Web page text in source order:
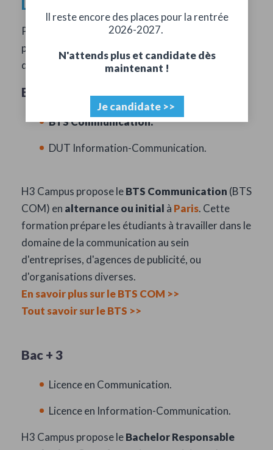
Les études
Pour devenir chargé de communication, plusieurs
parcours académiques sont possibles en fonction
du niveau de qualification souhaité :
Bac + 2
BTS Communication.
DUT Information-Communication.
H3 Campus propose leBTS Communication (BTS
COM) en alternance ou initial à Paris. Cette
formation prépare les étudiants à travailler dans le
domaine de la communication au sein
d'entreprises, d'agences de publicité, ou
d'organisations diverses.
En savoir plus sur le BTS COM >>
Tout savoir sur le BTS >>
Bac + 3
Licence en Communication.
Licence en Information-Communication.
H3 Campus propose leBachelor Responsable
Il reste encore des places pour la rentrée
2026-2027.
N'attends plus et candidate dès
maintenant !
Je candidate >>